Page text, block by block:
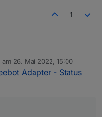
1
nur beim start 1x
am 26. Mai 2022, 15:00
von
Adapter - Status